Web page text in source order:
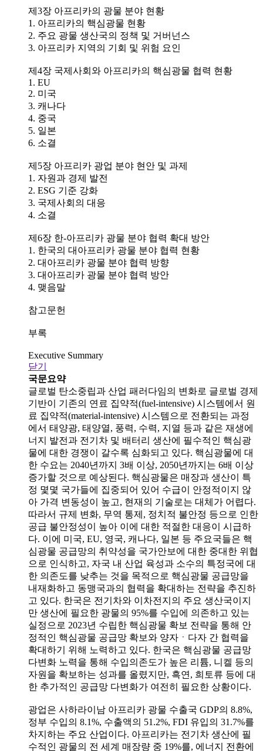
제3장 아프리카의 광물 분야 현황
1. 아프리카의 핵심광물 현황
2. 주요 광물 생산국의 정책 및 거버넌스
3. 아프리카 지역의 기회 및 위험 요인
제4장 국제사회와 아프리카의 핵심광물 협력 현황
1. EU
2. 미국
3. 캐나다
4. 중국
5. 일본
6. 소결
제5장 아프리카 광업 분야 현안 및 과제
1. 자원과 경제 발전
2. ESG 기준 강화
3. 국제사회의 대응
4. 소결
제6장 한-아프리카 광물 분야 협력 확대 방안
1. 한국의 대아프리카 광물 분야 협력 현황
2. 대아프리카 광물 분야 협력 방향
3. 대아프리카 광물 분야 협력 방안
4. 맺음말
참고문헌
부록
Executive Summary
닫기
국문요약
글로벌 탄소중립과 산업 패러다임의 변화로 글로벌 경제
기반이 기존의 연료 집약적(fuel-intensive) 시스템에서 원
료 집약적(material-intensive) 시스템으로 전환되는 과정
에서 태양광, 태양열, 풍력, 수력, 지열 등과 같은 재생에
너지 발전과 전기차 및 배터리 생산에 필수적인 핵심광
물에 대한 경쟁이 갈수록 심화되고 있다. 핵심광물에 대
한 수요는 2040년까지 3배 이상, 2050년까지는 6배 이상
증가할 것으로 예상된다. 핵심광물은 매장과 생산이 특
정 몇몇 국가들에 집중되어 있어 수급이 안정적이지 않
아 가격 변동성이 높고, 현재의 기술로는 대체가 어렵다.
따라서 규제 변화, 무역 통제, 정치적 불안정 등으로 인한
공급 불안정성이 높아 이에 대한 적절한 대응이 시급하
다. 이에 미국, EU, 영국, 캐나다, 일본 등 주요국들은 핵
심광물 공급망의 취약성을 국가안보에 대한 중대한 위협
으로 인식하고, 자국 내 산업 육성과 소수의 특정국에 대
한 의존도를 낮추는 것을 목적으로 핵심광물 공급망을
내재화하고 동맹국과의 협력을 확대하는 전략을 추진하
고 있다. 한국은 전기차와 이차전지의 주요 생산국이지
만 생산에 필요한 광물의 95%를 수입에 의존하고 있는
실정으로 2023년 수립한 핵심광물 확보 전략을 통해 안
정적인 핵심광물 공급망 확보와 양자ㆍ다자 간 협력을
확대하기 위해 노력하고 있다. 한국은 핵심광물 공급망
다변화 노력을 통해 수입의존도가 높은 리튬, 니켈 등의
자원을 확보하는 성과를 올렸지만, 흑연, 희토류 등에 대
한 추가적인 공급망 다변화가 여전히 필요한 상황이다.
광업은 사하라이남 아프리카 광물 수출국 GDP의 8.8%,
정부 수입의 8.1%, 수출액의 51.2%, FDI 유입의 31.7%를
차지하는 주요 산업이다. 아프리카는 전기차 생산에 필
수적인 광물의 전 세계 매장량 중 19%를, 에너지 전환에